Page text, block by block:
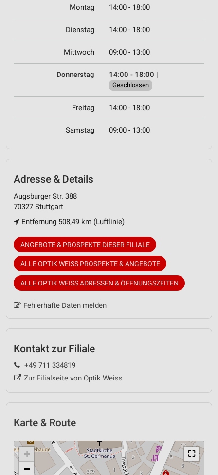
Montag 14:00 - 18:00
Dienstag 14:00 - 18:00
Mittwoch 09:00 - 13:00
Donnerstag 14:00 - 18:00 |
Geschlossen
Freitag 14:00 - 18:00
Samstag 09:00 - 13:00
Adresse & Details
Augsburger Str. 388
70327 Stuttgart
Entfernung 508,49 km (Luftlinie)
ANGEBOTE & PROSPEKTE DIESER FILIALE
ALLE OPTIK WEISS PROSPEKTE & ANGEBOTE
ALLE OPTIK WEISS ADRESSEN & ÖFFNUNGSZEITEN
Fehlerhafte Daten melden
Kontakt zur Filiale
+49 711 334819
Zur Filialseite von Optik Weiss
Karte & Route
⛶
+
−